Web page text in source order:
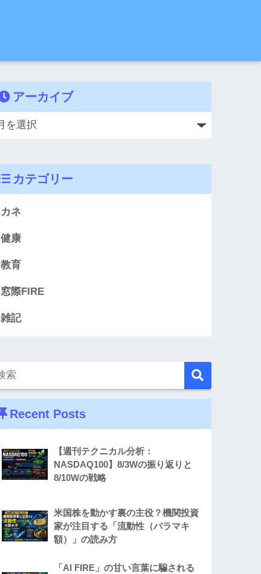
アーカイブ
カテゴリー
カネ
健康
教育
窓際FIRE
雑記
Recent Posts
【週刊テクニカル分析：
NASDAQ100】8/3Wの振り返りと
8/10Wの戦略
米国株を動かす裏の主役？機関投資
家が注目する「流動性（バラマキ
額）」の読み方
「AI FIRE」の甘い言葉に騙される